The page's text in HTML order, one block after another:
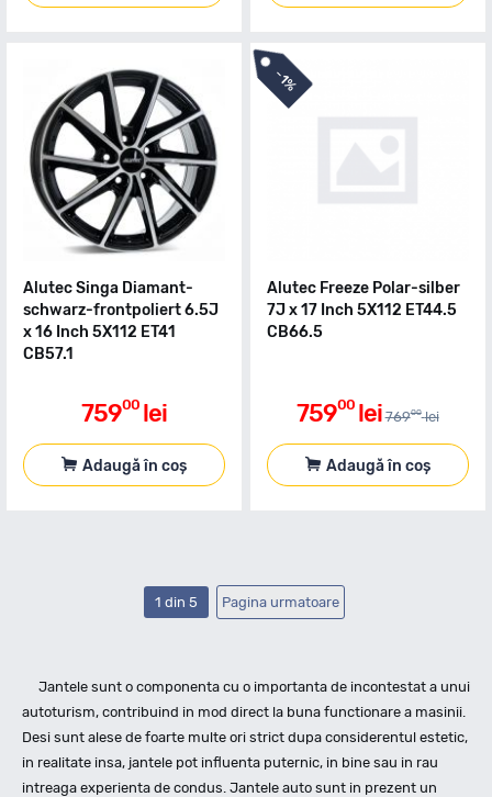
Alutec Singa Diamant-
schwarz-frontpoliert 6.5J
x 16 Inch 5X112 ET41
CB57.1
75900 lei
Adaugă în coș
-
1%
Alutec Freeze Polar-silber
7J x 17 Inch 5X112 ET44.5
CB66.5
75900 lei 76900 lei
Adaugă în coș
1 din 5 Pagina urmatoare
Jantele sunt o componenta cu o importanta de incontestat a unui
autoturism, contribuind in mod direct la buna functionare a masinii.
Desi sunt alese de foarte multe ori strict dupa considerentul estetic,
in realitate insa, jantele pot influenta puternic, in bine sau in rau
intreaga experienta de condus. Jantele auto sunt in prezent un